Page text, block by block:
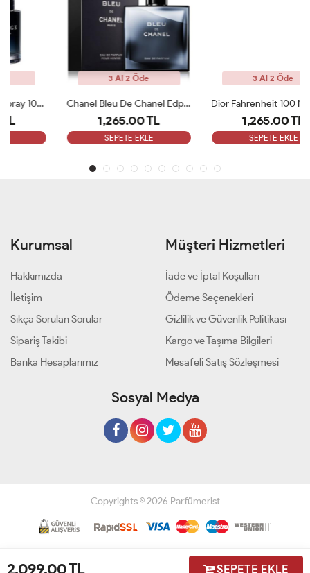
2,099.00TL SEPETE EKLE
3 Al 2 Öde
Chanel Bleu De Chanel Edp 100 Ml ARC
1,265.00 TL
SEPETE EKLE
Dior Fahrenheit 100 Ml EDT Erkek Parfüm ARC
1,265.00 TL
SEPETE EKLE
Kurumsal
Hakkımızda
İletişim
Sıkça Sorulan Sorular
Sipariş Takibi
Banka Hesaplarımız
Müşteri Hizmetleri
İade ve İptal Koşulları
Ödeme Seçenekleri
Gizlilik ve Güvenlik Politikası
Kargo ve Taşıma Bilgileri
Mesafeli Satış Sözleşmesi
Sosyal Medya
Copyrights © 2026 Parfümerist
Geliştir - powered by innovation